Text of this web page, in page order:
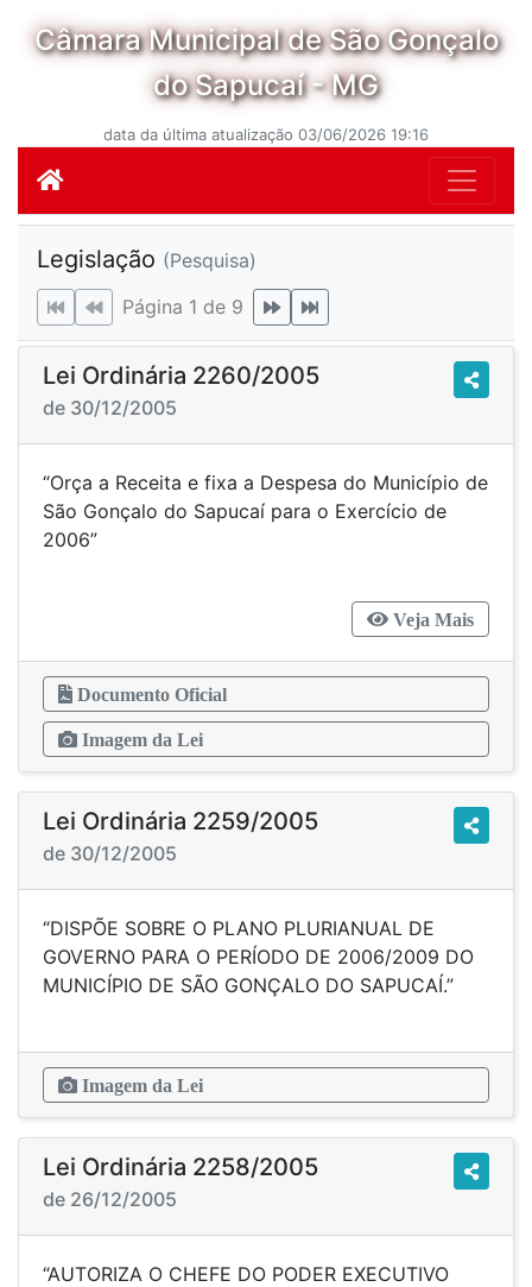
Câmara Municipal de São Gonçalo
do Sapucaí - MG
data da última atualização 03/06/2026 19:16
Legislação (Pesquisa)
Página 1 de 9
Lei Ordinária 2260/2005
de 30/12/2005
“Orça a Receita e fixa a Despesa do Município de
São Gonçalo do Sapucaí para o Exercício de
2006”
Veja Mais
Documento Oficial
Imagem da Lei
Lei Ordinária 2259/2005
de 30/12/2005
“DISPÕE SOBRE O PLANO PLURIANUAL DE
GOVERNO PARA O PERÍODO DE 2006/2009 DO
MUNICÍPIO DE SÃO GONÇALO DO SAPUCAÍ.”
Imagem da Lei
Lei Ordinária 2258/2005
de 26/12/2005
“AUTORIZA O CHEFE DO PODER EXECUTIVO